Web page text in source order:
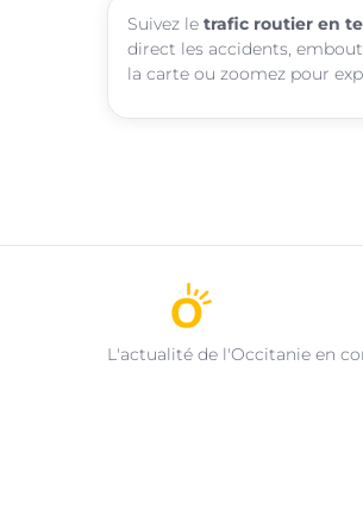
Suivez le trafic routier en
direct les accidents,
la carte ou zoomez pour
L'actualité de l'Occitanie en